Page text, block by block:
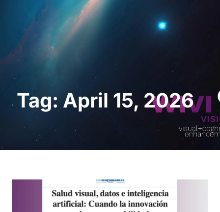
Demo anfordern
Tag: April 15, 2026